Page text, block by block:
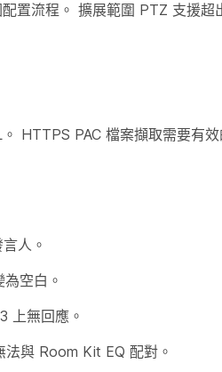
置流程。 擴展範圍 PTZ 支援超
HTTPS PAC 檔案擷取需要有
人。
空白。
上無回應。
與 Room Kit EQ 配對。